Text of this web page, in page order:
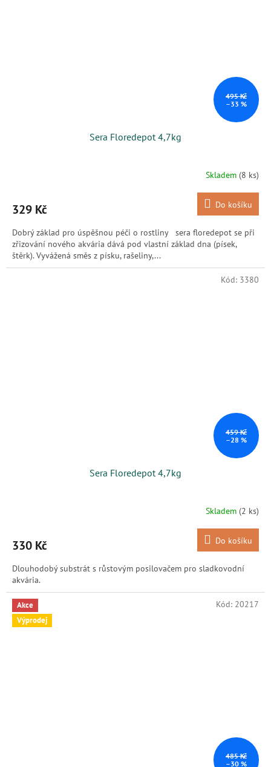
495 Kč
–33 %
Sera Floredepot 4,7kg
Skladem (8 ks)
329 Kč Do košíku
Dobrý základ pro úspěšnou péči o rostliny sera floredepot se při
zřizování nového akvária dává pod vlastní základ dna (písek,
štěrk). Vyvážená směs z písku, rašeliny,...
459 Kč
–28 %
Sera Floredepot 4,7kg
Skladem (2 ks)
330 Kč Do košíku
Dlouhodobý substrát s růstovým posilovačem pro sladkovodní
akvária.
Kód: 3380
Akce
Výprodej
485 Kč
–30 %
Kód: 20217